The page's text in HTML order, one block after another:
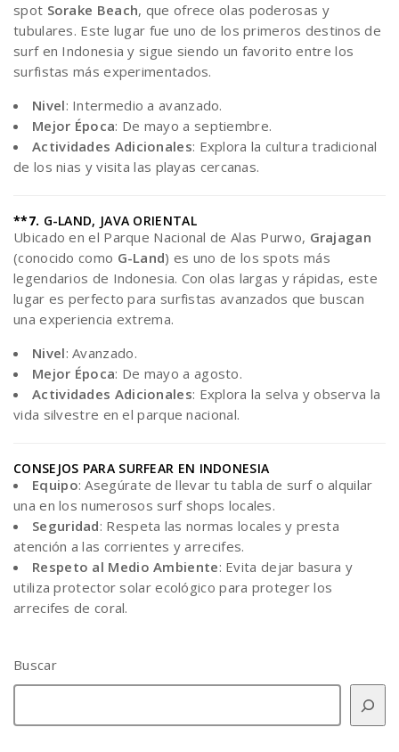
spot Sorake Beach, que ofrece olas poderosas y
tubulares. Este lugar fue uno de los primeros destinos de
surf en Indonesia y sigue siendo un favorito entre los
surfistas más experimentados.
Nivel: Intermedio a avanzado.
Mejor Época: De mayo a septiembre.
Actividades Adicionales: Explora la cultura tradicional
de los nias y visita las playas cercanas.
**7. G-LAND, JAVA ORIENTAL
Ubicado en el Parque Nacional de Alas Purwo, Grajagan
(conocido como G-Land) es uno de los spots más
legendarios de Indonesia. Con olas largas y rápidas, este
lugar es perfecto para surfistas avanzados que buscan
una experiencia extrema.
Nivel: Avanzado.
Mejor Época: De mayo a agosto.
Actividades Adicionales: Explora la selva y observa la
vida silvestre en el parque nacional.
CONSEJOS PARA SURFEAR EN INDONESIA
Equipo: Asegúrate de llevar tu tabla de surf o alquilar
una en los numerosos surf shops locales.
Seguridad: Respeta las normas locales y presta
atención a las corrientes y arrecifes.
Respeto al Medio Ambiente: Evita dejar basura y
utiliza protector solar ecológico para proteger los
arrecifes de coral.
Buscar